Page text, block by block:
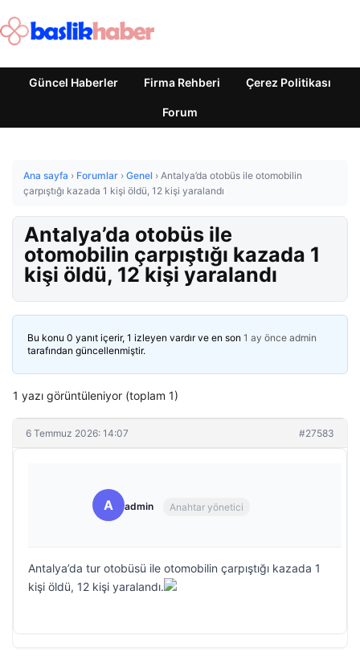
Güncel Haberler Firma Rehberi Çerez Politikası
Forum
Ana sayfa › Forumlar › Genel › Antalya’da otobüs ile otomobilin
çarpıştığı kazada 1 kişi öldü, 12 kişi yaralandı
Antalya’da otobüs ile
otomobilin çarpıştığı kazada 1
kişi öldü, 12 kişi yaralandı
Bu konu 0 yanıt içerir, 1 izleyen vardır ve en son 1 ay önce admin
tarafından güncellenmiştir.
1 yazı görüntüleniyor (toplam 1)
6 Temmuz 2026: 14:07 #27583
A admin Anahtar yönetici
Antalya’da tur otobüsü ile otomobilin çarpıştığı kazada 1
kişi öldü, 12 kişi yaralandı.